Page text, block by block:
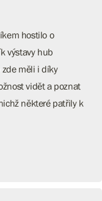
hostilo o
výstavy hub
měli i díky
vidět a poznat
některé patřily k